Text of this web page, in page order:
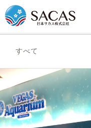
すべて